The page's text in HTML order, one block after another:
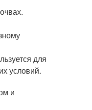
для
условий.
и